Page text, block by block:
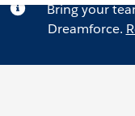
Bring your
Dreamforce.